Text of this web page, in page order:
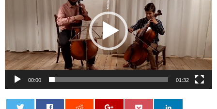
00:00 01:32